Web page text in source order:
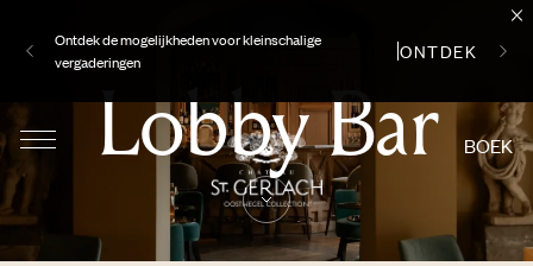
Ontdek de mogelijkheden voor kleinschalige
vergaderingen
ONTDEK
BOEK
Lobby Bar